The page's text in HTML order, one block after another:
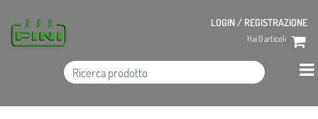
LOGIN / REGISTRAZIONE
Hai0articoli